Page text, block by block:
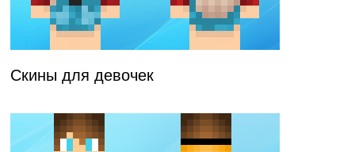
Скины для девочек